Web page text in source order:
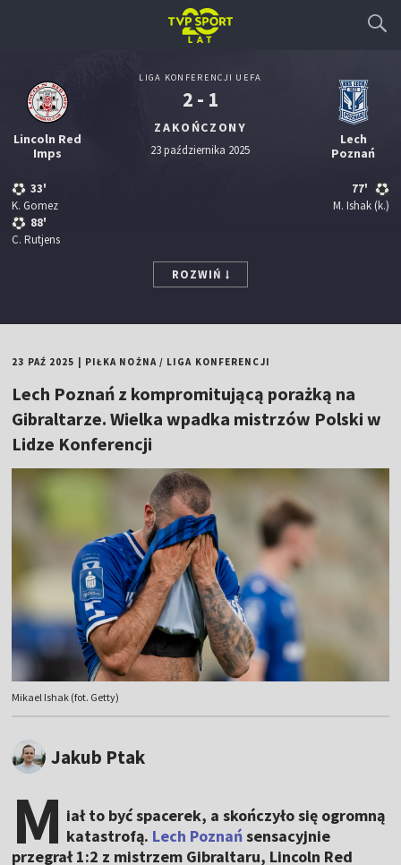
Lincoln Red
Imps
33'
K. Gomez
88'
C. Rutjens
LIGA KONFERENCJI UEFA
2 - 1
ZAKOŃCZONY
23 października 2025
Lech
Poznań
77'
M. Ishak (k.)
ROZWIŃ
23 PAŹ 2025 PIŁKA NOŻNA/ LIGA KONFERENCJI
Lech Poznań z kompromitującą porażką na
Gibraltarze. Wielka wpadka mistrzów Polski w
Lidze Konferencji
Mikael Ishak (fot. Getty)
Jakub Ptak
M iał to być spacerek, a skończyło się ogromną
katastrofą. Lech Poznańsensacyjnie
przegrał 1:2 z mistrzem Gibraltaru, Lincoln Red